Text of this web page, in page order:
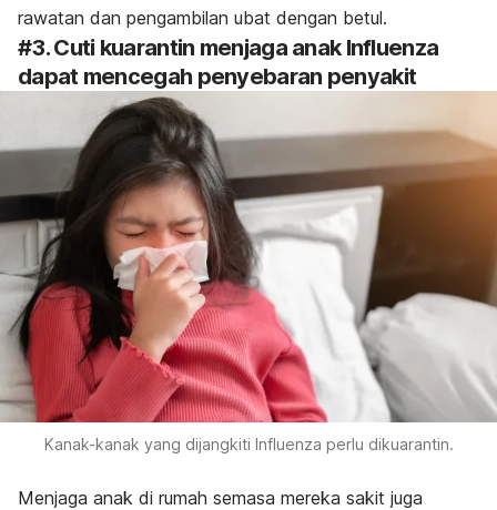
rawatan dan pengambilan ubat dengan betul.
#3. Cuti kuarantin menjaga anak Influenza
dapat mencegah penyebaran penyakit
Kanak-kanak yang dijangkiti Influenza perlu dikuarantin.
Menjaga anak di rumah semasa mereka sakit juga